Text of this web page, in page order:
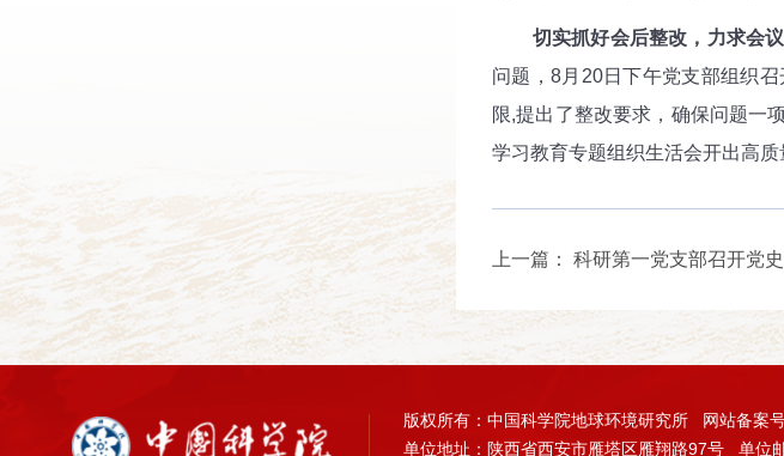
切实抓好会后整改，力求会议
问题，8月 20日下午党支部组织
限,提出了整改要求，确保问题一
学习教育专题组织生活会开出高质
上一篇： 科研第一党支部召开党
版权所有：中国科学院地球环境研究所 网站备案
单位地址：陕西省西安市雁塔区雁翔路97号
单位